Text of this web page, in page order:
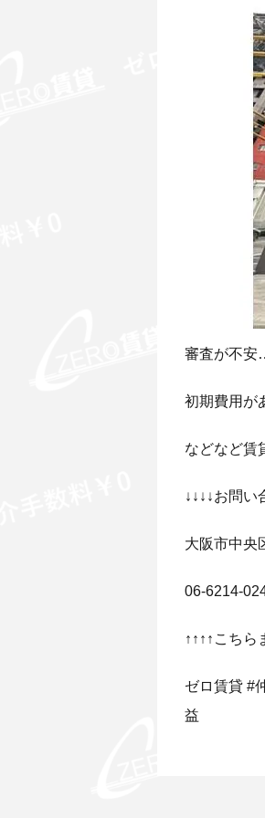
審査が不安
初期費用が
などなど賃
↓↓↓↓お問い
大阪市中央
06-6214-
↑↑↑↑こちら
ゼロ賃貸 #
益